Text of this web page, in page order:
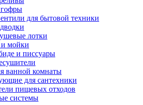
для бытовой техники
лотки
мойки
и писсуары
ванной комнаты
для сантехники
пищевых отходов
системы